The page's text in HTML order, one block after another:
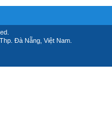
Đà Nẵng, Việt Nam.